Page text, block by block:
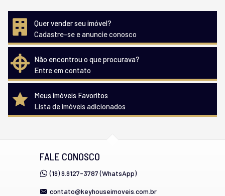
Quer vender seu imóvel?
Cadastre-se e anuncie conosco
Não encontrou o que procurava?
Entre em contato
Meus imóveis Favoritos
Lista de imóveis adicionados
FALE CONOSCO
(19) 9.9127-3787 (WhatsApp)
contato@keyhouseimoveis.com.br